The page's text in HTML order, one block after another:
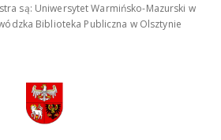
są: Uniwersytet Warmińsko-Mazurski w
Biblioteka Publiczna w Olsztynie